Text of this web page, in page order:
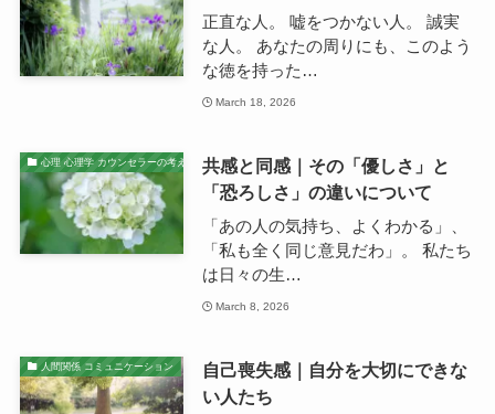
正直な人。 嘘をつかない人。 誠実
な人。 あなたの周りにも、このよう
な徳を持った…
March 18, 2026
心理 心理学 カウンセラーの考え
共感と同感｜その「優しさ」と
「恐ろしさ」の違いについて
「あの人の気持ち、よくわかる」、
「私も全く同じ意見だわ」。 私たち
は日々の生…
March 8, 2026
人間関係 コミュニケーション
自己喪失感｜自分を大切にできな
い人たち